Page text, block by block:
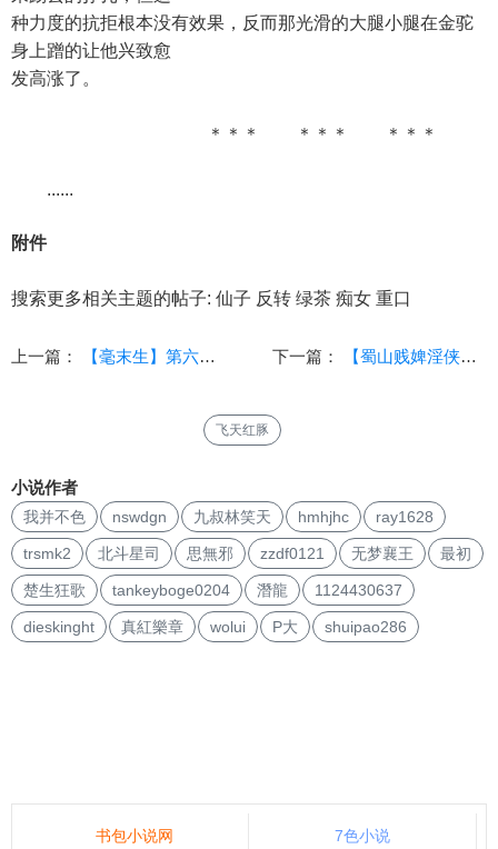
种力度的抗拒根本没有效果，反而那光滑的大腿小腿在金驼
身上蹭的让他兴致愈
发高涨了。
＊＊＊ ＊＊＊ ＊＊＊
......
附件
搜索更多相关主题的帖子: 仙子 反转 绿茶 痴女 重口
上一篇： 【毫末生】第六卷 云海漫烟国 第一章 风拂桃枝 下一篇： 【蜀山贱婢淫侠传】 52 (多GIF动图)
飞天红豚
小说作者
我并不色 nswdgn 九叔林笑天 hmhjhc ray1628
trsmk2 北斗星司 思無邪 zzdf0121 无梦襄王 最初
楚生狂歌 tankeyboge0204 潛龍 1124430637
dieskinght 真紅樂章 wolui P大 shuipao286
书包小说网 7色小说